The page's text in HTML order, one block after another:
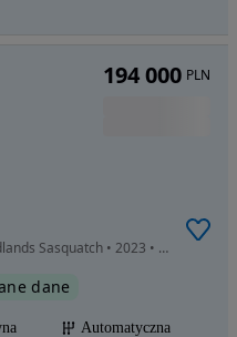
2688 cm3 • 335 KM • Ford Bronco Badlands Sasquatch • 2023 • USA • HAK
dane
Automatyczna
194 000 PLN